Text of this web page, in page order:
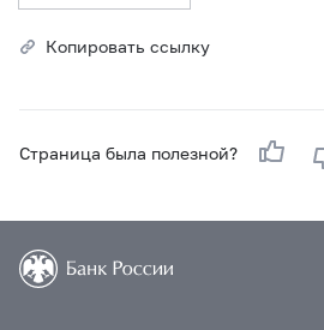
Копировать ссылку
Страница была полезной?